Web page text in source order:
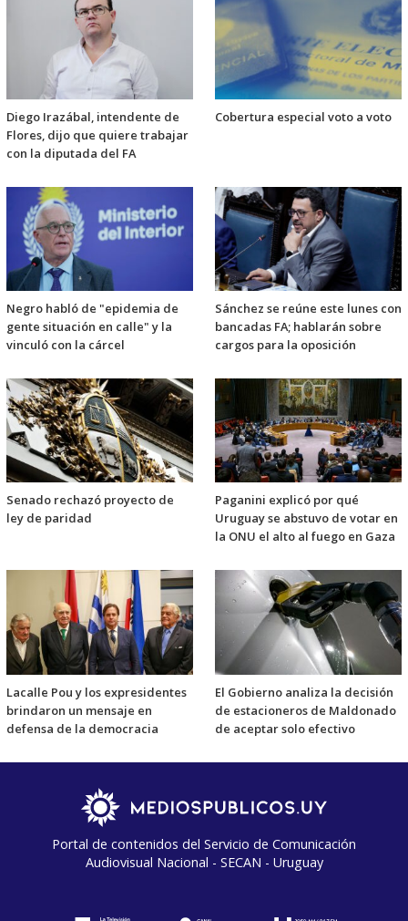
Diego Irazábal, intendente de
Flores, dijo que quiere trabajar
con la diputada del FA
Cobertura especial voto a voto
Negro habló de "epidemia de
gente situación en calle" y la
vinculó con la cárcel
Sánchez se reúne este lunes con
bancadas FA; hablarán sobre
cargos para la oposición
Senado rechazó proyecto de
ley de paridad
Paganini explicó por qué
Uruguay se abstuvo de votar en
la ONU el alto al fuego en Gaza
Lacalle Pou y los expresidentes
brindaron un mensaje en
defensa de la democracia
El Gobierno analiza la decisión
de estacioneros de Maldonado
de aceptar solo efectivo
Portal de contenidos del Servicio de Comunicación
Audiovisual Nacional - SECAN - Uruguay